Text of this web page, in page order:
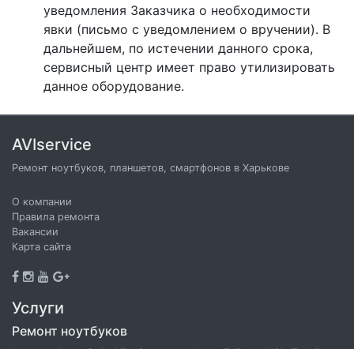
уведомления Заказчика о необходимости
явки (письмо с уведомлением о вручении). В
дальнейшем, по истечении данного срока,
сервисный центр имеет право утилизировать
данное оборудование.
AVIservice
Ремонт ноутбуков, планшетов, смартфонов в Харькове
О компании
Правила ремонта
Вакансии
Карта сайта
Услуги
Ремонт ноутбуков